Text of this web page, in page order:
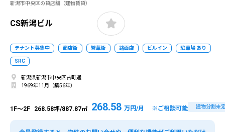
新潟市中央区の貸店舗（建物賃貸）
CS新潟ビル
テナント募集中 商店街 繁華街 路面店 ビルイン 駐車場 あり
SRC
新潟県新潟市中央区古町通
1969年11月（築56年）
1F～2F 268.58坪/887.87㎡ 268.58 万円/月 ※ご相談可能 建物分割未